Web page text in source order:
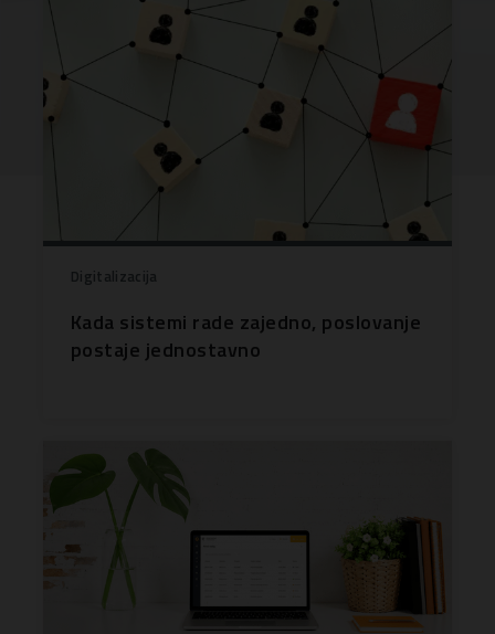
Digitalizacija
Kada sistemi rade zajedno, poslovanje
postaje jednostavno